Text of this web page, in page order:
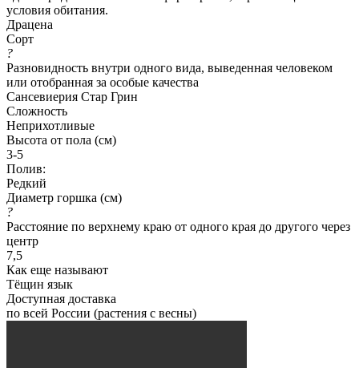
условия обитания.
Драцена
Сорт
?
Разновидность внутри одного вида, выведенная человеком
или отобранная за особые качества
Сансевиерия Стар Грин
Сложность
Неприхотливые
Высота от пола (см)
3-5
Полив:
Редкий
Диаметр горшка (см)
?
Расстояние по верхнему краю от одного края до другого через
центр
7,5
Как еще называют
Тёщин язык
Доступная доставка
по всей России (растения с весны)